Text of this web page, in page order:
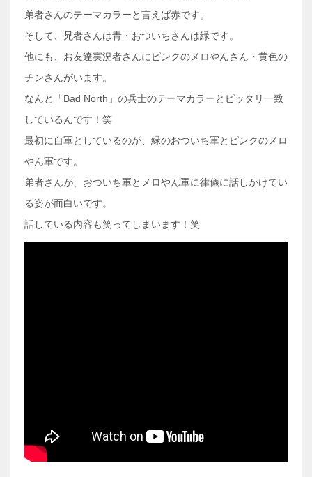
弟者さんのテーマカラーと言えば赤です。
そして、兄者さんは青・おついちさんは緑です。
他にも、お友達実況者さんにピンクのメロやんさん・黄色の
チンさんがいます。
なんと「Bad North」の兵士のテーマカラーとピッタリ一致
しているんです！笑
最初に自軍としているのが、緑のおついち軍とピンクのメロ
やん軍です。
弟者さんが、おついち軍とメロやん軍に律儀に話しかけてい
る姿が面白いです。
話している内容も笑ってしまいます！笑